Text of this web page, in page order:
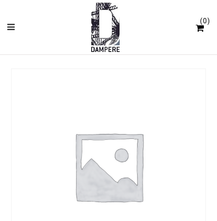
0
Panneau de gestion des cookies